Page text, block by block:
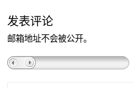
发表评论
邮箱地址不会被公开。